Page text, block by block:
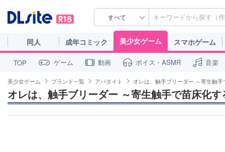
すべて
同人 成年コミック 美少女ゲーム スマホゲーム
TOP ゲーム 動画 ボイス・ASMR 音楽
美少女ゲーム ブランド一覧 アパタイト オレは、触手ブリーダー ～寄生触
オレは、触手ブリーダー ～寄生触手で苗床化